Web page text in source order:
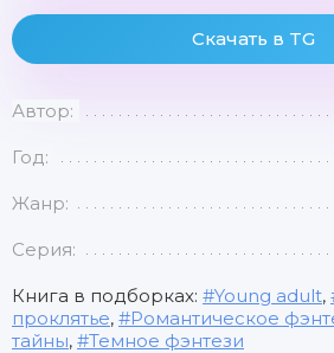
Скачать в TG
Автор:
Год:
Жанр:
Серия:
Книга в подборках: Young adult,
проклятье, Романтическое
тайны, Темное фэнтези